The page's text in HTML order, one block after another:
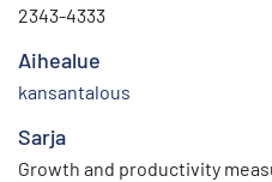
2343-4333
Aihealue
kansantalous
Sarja
Growth and productivity